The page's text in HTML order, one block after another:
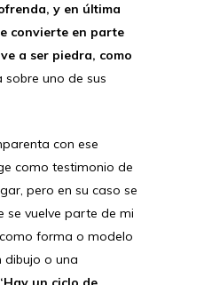
y en última
convierte en parte
a ser piedra, como
sobre uno de sus
con ese
como testimonio de
pero en su caso se
se vuelve parte de mi
forma o modelo
o una